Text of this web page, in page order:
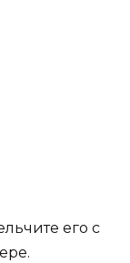
его с